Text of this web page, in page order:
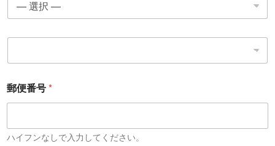
月
*
*
郵便番号*
ハイフンなしで入力してください。